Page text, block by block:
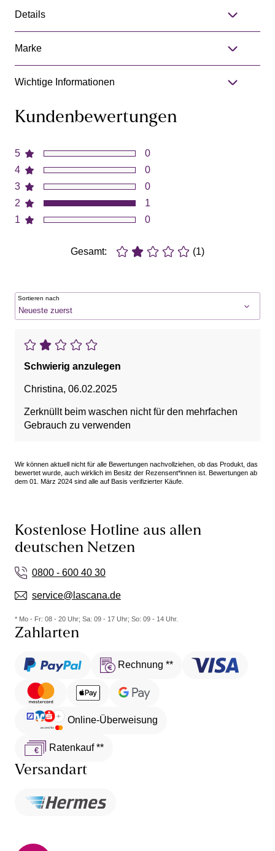
Details
Marke
Wichtige Informationen
Kundenbewertungen
5
4
3
2
1
0
0
0
1
0
Gesamt: (1)
Sortieren nach
Schwierig anzulegen
Christina, 06.02.2025
Zerknüllt beim waschen nicht für den mehrfachen
Gebrauch zu verwenden
Wir können aktuell nicht für alle Bewertungen nachvollziehen, ob das Produkt, das
bewertet wurde, auch wirklich im Besitz der Rezensent*innen ist. Bewertungen ab
dem 01. März 2024 sind alle auf Basis verifizierter Käufe.
Kostenlose Hotline aus allen
deutschen Netzen
0800 - 600 40 30
service@lascana.de
* Mo - Fr: 08 - 20 Uhr; Sa: 09 - 17 Uhr; So: 09 - 14 Uhr.
Zahlarten
Rechnung **
Online-Überweisung
Ratenkauf **
Versandart